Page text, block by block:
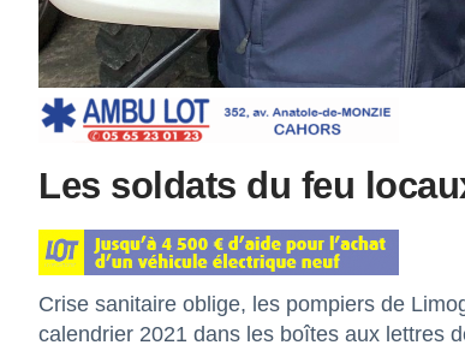
Les soldats du feu
Crise sanitaire oblige, les pompiers de
calendrier 2021 dans les boîtes aux lettres